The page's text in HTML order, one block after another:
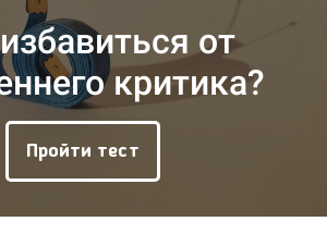
от
критика?
Пройти тест